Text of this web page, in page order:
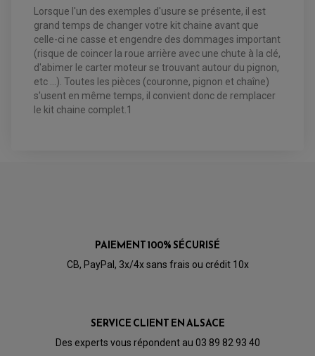
KIT RÉPARATION MAÎTRE CYLINDRE
MAÎTRE CYLINDRE
HUILE ET PRODUIT D'ENTRETIEN
HUILE MOTEUR
PRODUIT D'ENTRETIEN
PARTIE CYCLE
SÉLECTEUR DE VITESSE
PRODUIT ENTRETIEN
FILTRE A AIR
FILTRE A HUILE
PRODUIT D'ENTRETIEN
FILTRE A AIR K&N
HUILE ET LUBRIFIANTS SCOOTER
HUILE SCOOTER
GALET DE VARIATEUR
VARIATEUR SCOOTER
POMPE A ESSENCE
CHAÎNES A NEIGE
CHAMBRE A AIR QUAD ET SSV
CLOUS / CRAMPON VISSABLE
ÉLARGISSEURES DE VOIES QUAD
JANTES QUAD ET SSV
KIT RÉPARATION ÉTRIER DE FREIN
ROULEMENT MOTO CROSS ET ENDURO
ROULEMENT DE ROUE AVANT
ROULEMENT DE ROUE ARRIÈRE
ROULEMENT D'AMORTISSEUR
ROULEMENT BIELLETTES
ROULEMENT COLONNE DE DIRECTION
ROULEMENT BRAS OSCILLANT
Lorsque l'un des exemples d'usure se présente, il est
grand temps de changer votre kit chaine avant que
celle-ci ne casse et engendre des dommages important
(risque de coincer la roue arrière avec une chute à la clé,
d'abimer le carter moteur se trouvant autour du pignon,
etc ...). Toutes les pièces (couronne, pignon et chaîne)
s'usent en même temps, il convient donc de remplacer
le kit chaine complet.1
PAIEMENT 100% SÉCURISÉ
CB, PayPal, 3x/4x sans frais ou crédit 10x
SERVICE CLIENT EN ALSACE
Des experts vous répondent au 03 89 82 93 40